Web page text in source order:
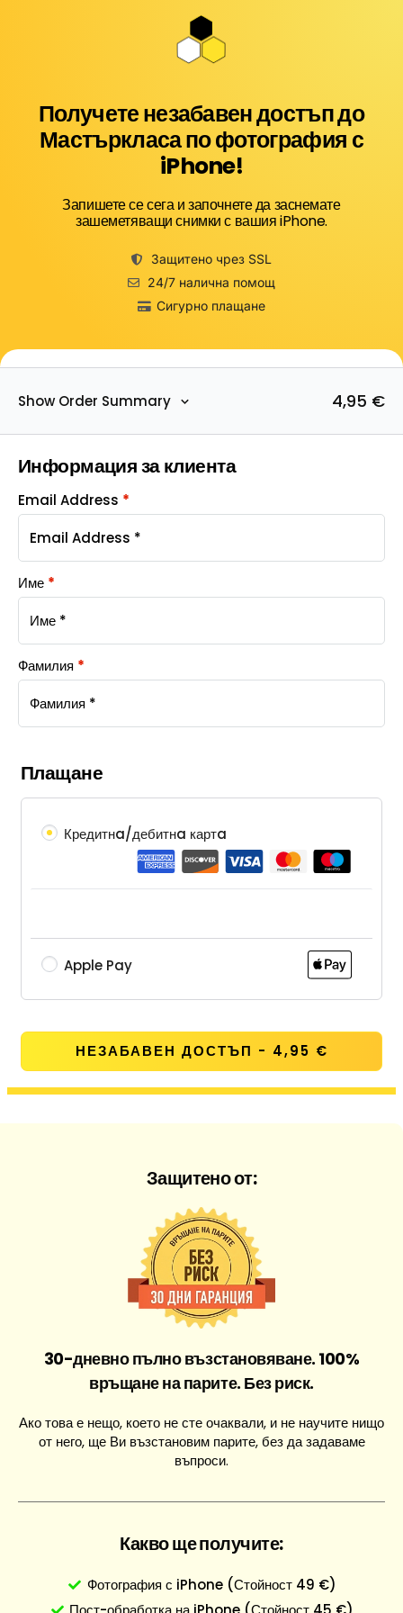
Получете незабавен достъп до
Мастъркласа по фотография с
iPhone!
Запишете се сега и започнете да заснемате
зашеметяващи снимки с вашия iPhone.
Защитено чрез SSL
24/7 налична помощ
Сигурно плащане
Show Order Summary 4,95 €
Информация за клиента
Email Address *
Име *
Фамилия *
Плащане
Кредитнa/дебитнa картa
Apple Pay
НЕЗАБАВЕН ДОСТЪП - 4,95 €
Защитено от:
30-дневно пълно възстановяване. 100%
връщане на парите. Без риск.
Ако това е нещо, което не сте очаквали, и не научите нищо
от него, ще Ви възстановим парите, без да задаваме
въпроси.
Какво ще получите:
Фотография с iPhone (Стойност 49 €)